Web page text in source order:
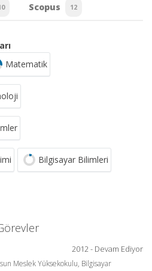
Scopus 12
Matematik
Bilgisayar Bilimleri
2012 - Devam Ediyor
Meslek Yüksekokulu, Bilgisayar